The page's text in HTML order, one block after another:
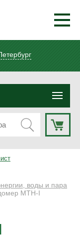
воды и пара
МТН-I